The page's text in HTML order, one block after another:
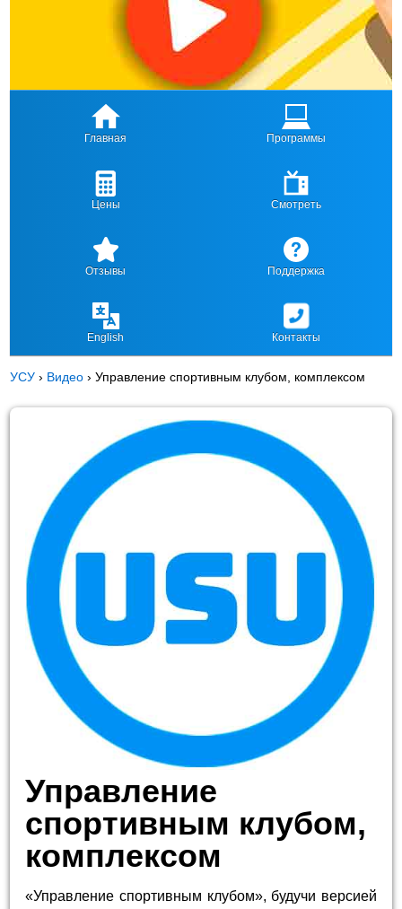
Главная Программы
Цены Смотреть
Отзывы Поддержка
English Контакты
УСУ › Видео ›Управление спортивным клубом, комплексом
Управление
спортивным клубом,
комплексом
«Управление спортивным клубом», будучи версией